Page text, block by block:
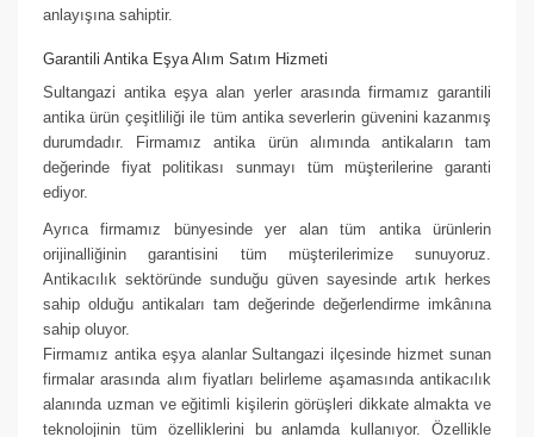
anlayışına sahiptir.
Garantili Antika Eşya Alım Satım Hizmeti
Sultangazi antika eşya alan yerler arasında firmamız garantili
antika ürün çeşitliliği ile tüm antika severlerin güvenini kazanmış
durumdadır. Firmamız antika ürün alımında antikaların tam
değerinde fiyat politikası sunmayı tüm müşterilerine garanti
ediyor.
Ayrıca firmamız bünyesinde yer alan tüm antika ürünlerin
orijinalliğinin garantisini tüm müşterilerimize sunuyoruz.
Antikacılık sektöründe sunduğu güven sayesinde artık herkes
sahip olduğu antikaları tam değerinde değerlendirme imkânına
sahip oluyor.
Firmamız antika eşya alanlar Sultangazi ilçesinde hizmet sunan
firmalar arasında alım fiyatları belirleme aşamasında antikacılık
alanında uzman ve eğitimli kişilerin görüşleri dikkate almakta ve
teknolojinin tüm özelliklerini bu anlamda kullanıyor. Özellikle